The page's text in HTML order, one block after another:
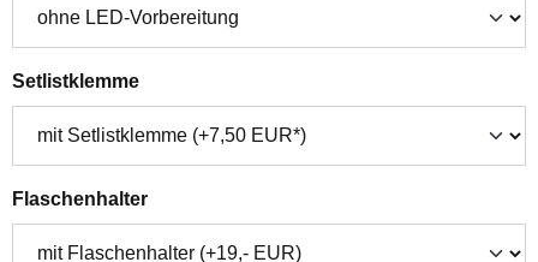
Setlistklemmeauswählen
Flaschenhalterauswählen